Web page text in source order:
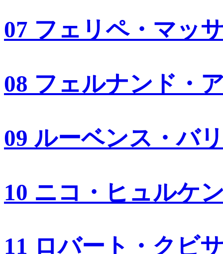
07 フェリペ・マッ
08 フェルナンド・
09 ルーベンス・バ
10 ニコ・ヒュルケ
11 ロバート・クビ